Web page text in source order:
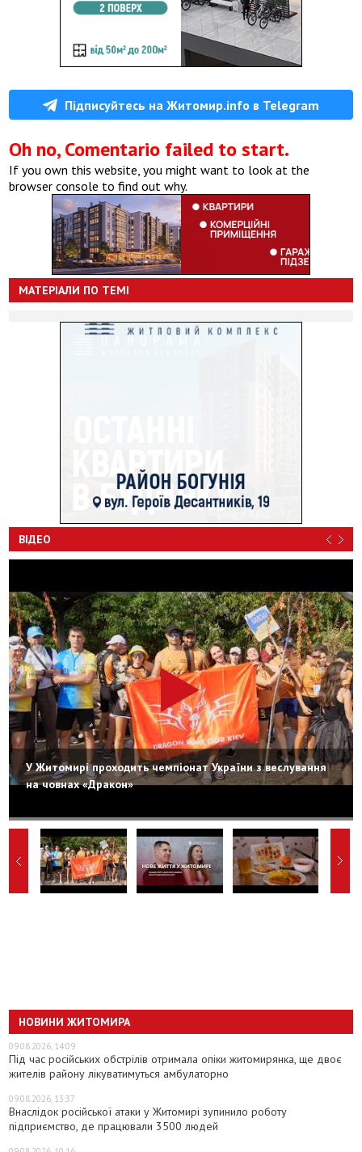
Підписуйтесь на Житомир.info в Telegram
Oh no, Comentario failed to start.
If you own this website, you might want to look at the
browser console to find out why.
МАТЕРІАЛИ ПО ТЕМІ
ВІДЕО
У Житомирі проходить чемпіонат України з веслування
на човнах «Дракон»
НОВИНИ ЖИТОМИРА
09.08.2026, 14:09
Під час російських обстрілів отримала опіки житомирянка, ще двоє
жителів району лікуватимуться амбулаторно
09.08.2026, 13:37
Внаслідок російської атаки у Житомирі зупинило роботу
підприємство, де працювали 3500 людей